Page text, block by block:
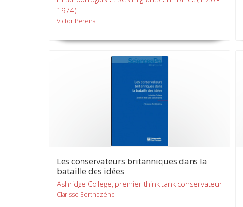
1974)
Victor Pereira
Les conservateurs britanniques dans la
bataille des idées
Ashridge College, premier think tank conservateur
Clarisse Berthezène